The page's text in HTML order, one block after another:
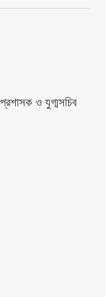
ও যুগ্মসচিব